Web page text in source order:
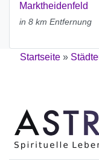
Marktheidenfeld
in 8 km Entfernung
Startseite»